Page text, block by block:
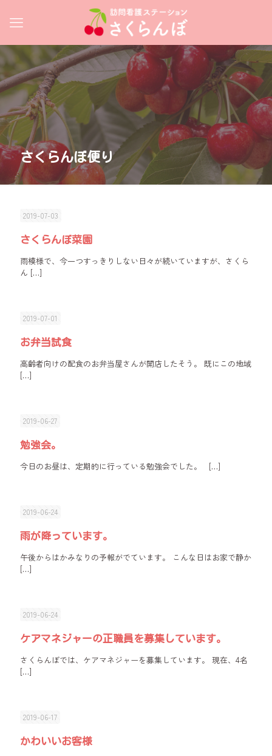
さくらんぼ便り
2019-07-03
さくらんぼ菜園
雨模様で、今一つすっきりしない日々が続いていますが、さくら
ん […]
2019-07-01
お弁当試食
高齢者向けの配食のお弁当屋さんが開店したそう。 既にこの地域
[…]
2019-06-27
勉強会。
今日のお昼は、定期的に行っている勉強会でした。 […]
2019-06-24
雨が降っています。
午後からはかみなりの予報がでています。 こんな日はお家で静か
[…]
2019-06-24
ケアマネジャーの正職員を募集しています。
さくらんぼでは、ケアマネジャーを募集しています。 現在、4名
[…]
2019-06-17
かわいいお客様